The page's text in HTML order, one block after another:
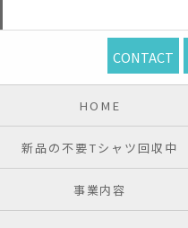
CONTACT
HOME
新品の不要Tシャツ回収中
事業内容